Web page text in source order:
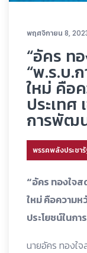
พฤศจิกายน 8,
“อัคร ท
“พ.ร.บ.
ใหม่ คือ
ประเทศ
การพัฒ
พรรคพลังประชา
“อัคร ทองใจ
ใหม่ คือความห
ประโยชน์ในก
นายอัคร ทองใ